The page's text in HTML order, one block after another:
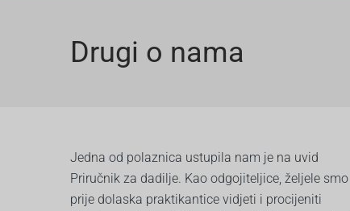
Drugi o nama
Jedna od polaznica ustupila nam je na uvid
Priručnik za dadilje. Kao odgojiteljice, željele smo
prije dolaska praktikantice vidjeti i procijeniti